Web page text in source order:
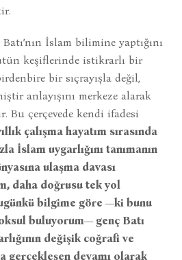
İslam bilimine yaptığını
keşiflerinde istikrarlı bir
bir sıçrayışla değil,
anlayışını merkeze alarak
Bu çerçevede kendi ifadesi
çalışma hayatım sırasında
İslam uygarlığını tanımanın
ulaşma davası
daha doğrusu tek yol
bilgime göre —ki bunu
buluyorum— genç Batı
değişik coğrafi ve
gerçekleşen devamı olarak